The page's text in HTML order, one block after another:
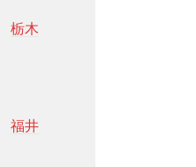
栃木
福井